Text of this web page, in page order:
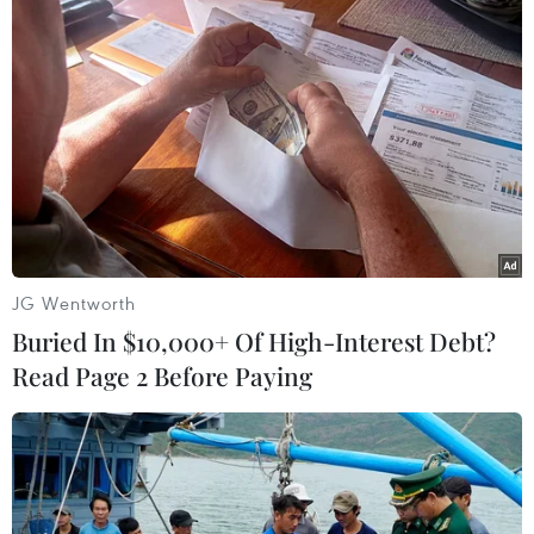
Tên miền quốc gia .VN
góp phần xây dựng niềm tin số thời
thương mại điện tử
10/08/2026 03:36
Liệu AI có phải là vấn đề an ninh
mạng lớn nhất?
10/08/2026 03:29
Khoa học, công nghệ - trụ cột mới
trong quan hệ Việt Nam-Canada
10/08/2026 02:25
JG Wentworth
Buried In $10,000+ Of High-Interest Debt?
Read Page 2 Before Paying